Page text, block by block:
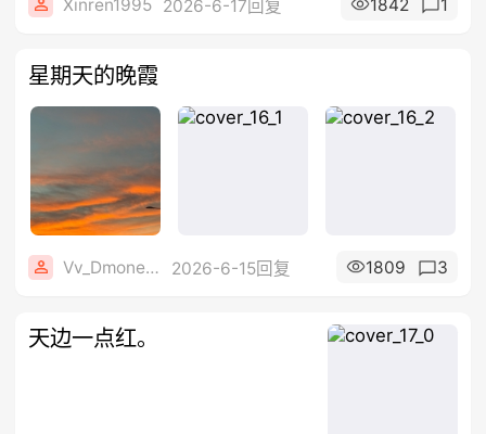
Xinren1995 2026-6-17回复 1842 1
星期天的晚霞
Vv_Dmone_vV 2026-6-15回复 1809 3
天边一点红。